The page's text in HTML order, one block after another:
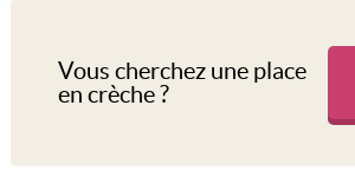
Vous cherchez une place
en crèche ?